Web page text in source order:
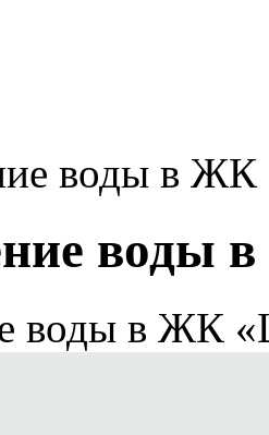
воды в ЖК
воды
воды в ЖК